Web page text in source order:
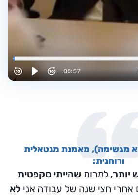
מגשימה), מאמנת מנטאלית
ורוחנית:
יותר,למרות שהייתי סקפטית
אחרי חצי שנה של עבודה אני לא